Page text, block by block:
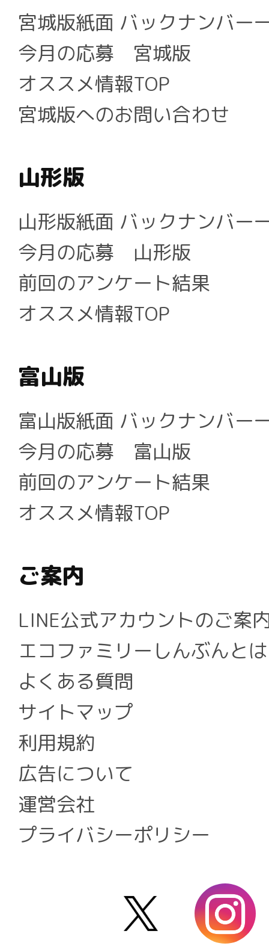
宮城版紙面 バックナンバー
今月の応募 宮城版
オススメ情報TOP
宮城版へのお問い合わせ
山形版
山形版紙面 バックナンバー
今月の応募 山形版
前回のアンケート結果
オススメ情報TOP
富山版
富山版紙面 バックナンバー
今月の応募 富山版
前回のアンケート結果
オススメ情報TOP
ご案内
LINE公式アカウントのご案
エコファミリーしんぶんとは
よくある質問
サイトマップ
利用規約
広告について
運営会社
プライバシーポリシー